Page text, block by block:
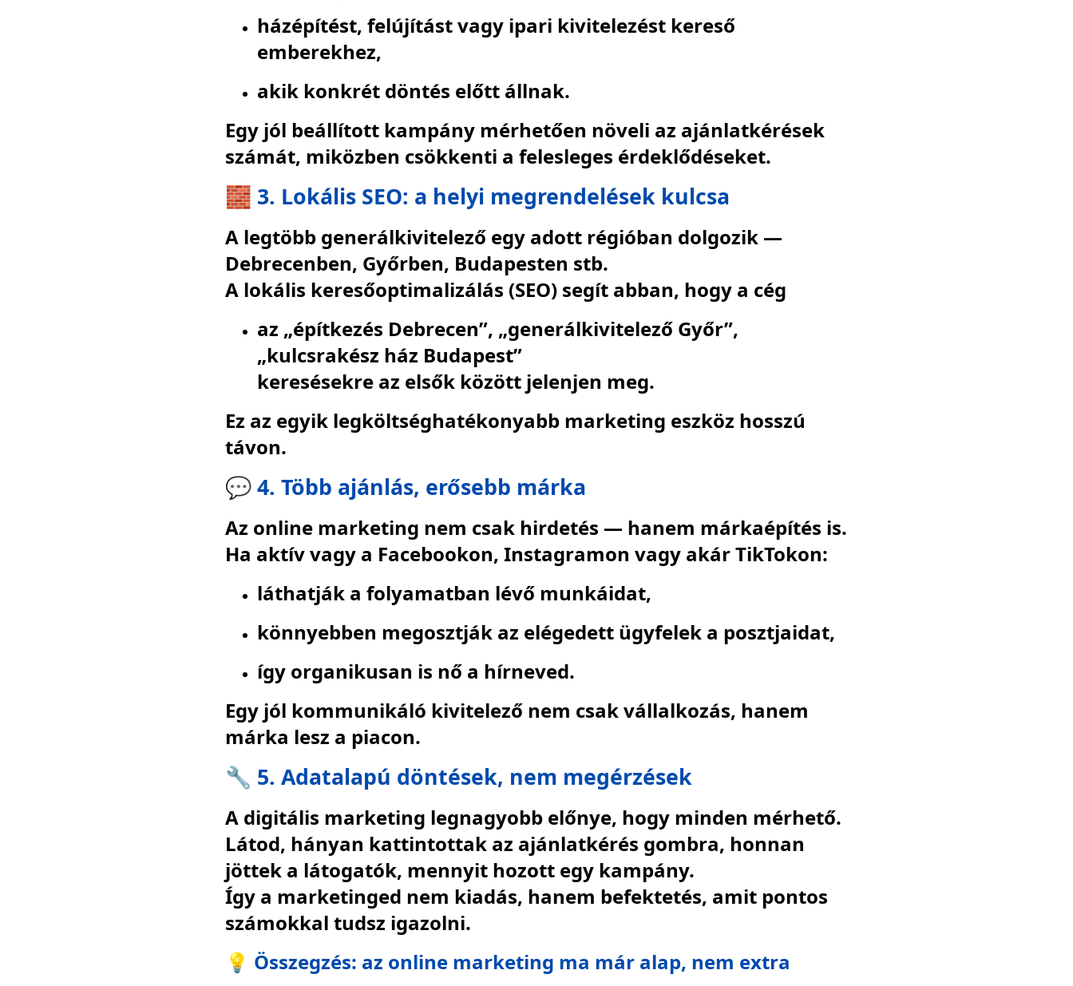
házépítést, felújítást vagy ipari kivitelezést kereső
emberekhez,
akik konkrét döntés előtt állnak.
Egy jól beállított kampány mérhetően növeli az ajánlatkérések
számát, miközben csökkenti a felesleges érdeklődéseket.
🧱 3. Lokális SEO: a helyi megrendelések kulcsa
A legtöbb generálkivitelező egy adott régióban dolgozik —
Debrecenben, Győrben, Budapesten stb.
A lokális keresőoptimalizálás (SEO) segít abban, hogy a cég
az „építkezés Debrecen”, „generálkivitelező Győr”,
„kulcsrakész ház Budapest”
keresésekre az elsők között jelenjen meg.
Ez az egyik legköltséghatékonyabb marketing eszköz hosszú
távon.
💬 4. Több ajánlás, erősebb márka
Az online marketing nem csak hirdetés — hanem márkaépítés is.
Ha aktív vagy a Facebookon, Instagramon vagy akár TikTokon:
láthatják a folyamatban lévő munkáidat,
könnyebben megosztják az elégedett ügyfelek a posztjaidat,
így organikusan is nő a hírneved.
Egy jól kommunikáló kivitelező nem csak vállalkozás, hanem
márka lesz a piacon.
🔧 5. Adatalapú döntések, nem megérzések
A digitális marketing legnagyobb előnye, hogy minden mérhető.
Látod, hányan kattintottak az ajánlatkérés gombra, honnan
jöttek a látogatók, mennyit hozott egy kampány.
Így a marketinged nem kiadás, hanem befektetés, amit pontos
számokkal tudsz igazolni.
💡 Összegzés: az online marketing ma már alap, nem extra